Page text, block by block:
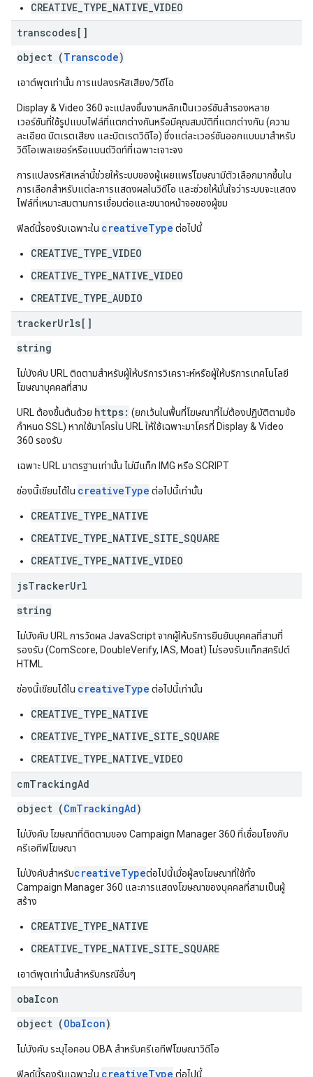
CREATIVE_TYPE_NATIVE_VIDEO
transcodes[]
object (Transcode)
เอาต์พุตเท่านั้น การแปลงรหัสเสียง/วิดีโอ
Display & Video 360 จะแปลงชิ้นงานหลักเป็นเวอร์ชันสำรองหลาย
เวอร์ชันที่ใช้รูปแบบไฟล์ที่แตกต่างกันหรือมีคุณสมบัติที่แตกต่างกัน (ความ
ละเอียด บิตเรตเสียง และบิตเรตวิดีโอ) ซึ่งแต่ละเวอร์ชันออกแบบมาสำหรับ
วิดีโอเพลเยอร์หรือแบนด์วิดท์ที่เฉพาะเจาะจง
การแปลงรหัสเหล่านี้ช่วยให้ระบบของผู้เผยแพร่โฆษณามีตัวเลือกมากขึ้นใน
การเลือกสำหรับแต่ละการแสดงผลในวิดีโอ และช่วยให้มั่นใจว่าระบบจะแสดง
ไฟล์ที่เหมาะสมตามการเชื่อมต่อและขนาดหน้าจอของผู้ชม
ฟิลด์นี้รองรับเฉพาะใน creativeType ต่อไปนี้
CREATIVE_TYPE_VIDEO
CREATIVE_TYPE_NATIVE_VIDEO
CREATIVE_TYPE_AUDIO
trackerUrls[]
string
ไม่บังคับ URL ติดตามสําหรับผู้ให้บริการวิเคราะห์หรือผู้ให้บริการเทคโนโลยี
โฆษณาบุคคลที่สาม
URL ต้องขึ้นต้นด้วย https: (ยกเว้นในพื้นที่โฆษณาที่ไม่ต้องปฏิบัติตามข้อ
กำหนด SSL) หากใช้มาโครใน URL ให้ใช้เฉพาะมาโครที่ Display & Video
360 รองรับ
เฉพาะ URL มาตรฐานเท่านั้น ไม่มีแท็ก IMG หรือ SCRIPT
ช่องนี้เขียนได้ใน creativeType ต่อไปนี้เท่านั้น
CREATIVE_TYPE_NATIVE
CREATIVE_TYPE_NATIVE_SITE_SQUARE
CREATIVE_TYPE_NATIVE_VIDEO
jsTrackerUrl
string
ไม่บังคับ URL การวัดผล JavaScript จากผู้ให้บริการยืนยันบุคคลที่สามที่
รองรับ (ComScore, DoubleVerify, IAS, Moat) ไม่รองรับแท็กสคริปต์
HTML
ช่องนี้เขียนได้ใน creativeType ต่อไปนี้เท่านั้น
CREATIVE_TYPE_NATIVE
CREATIVE_TYPE_NATIVE_SITE_SQUARE
CREATIVE_TYPE_NATIVE_VIDEO
cmTrackingAd
object (CmTrackingAd)
ไม่บังคับ โฆษณาที่ติดตามของ Campaign Manager 360 ที่เชื่อมโยงกับ
ครีเอทีฟโฆษณา
ไม่บังคับสำหรับcreativeTypeต่อไปนี้เมื่อผู้ลงโฆษณาที่ใช้ทั้ง
Campaign Manager 360 และการแสดงโฆษณาของบุคคลที่สามเป็นผู้
สร้าง
CREATIVE_TYPE_NATIVE
CREATIVE_TYPE_NATIVE_SITE_SQUARE
เอาต์พุตเท่านั้นสำหรับกรณีอื่นๆ
obaIcon
object (ObaIcon)
ไม่บังคับ ระบุไอคอน OBA สำหรับครีเอทีฟโฆษณาวิดีโอ
ฟิลด์นี้รองรับเฉพาะใน creativeType ต่อไปนี้